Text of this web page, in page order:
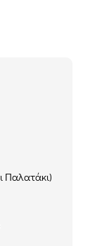
Παλατάκι)